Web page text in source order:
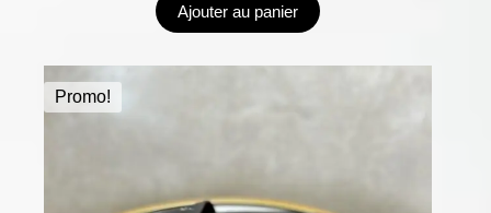
Ajouter au panier
Promo!